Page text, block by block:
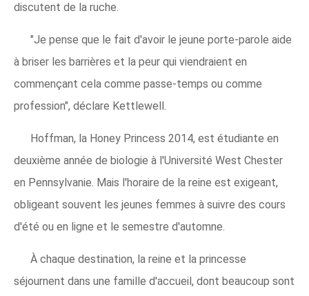
discutent de la ruche.
"Je pense que le fait d'avoir le jeune porte-parole aide
à briser les barrières et la peur qui viendraient en
commençant cela comme passe-temps ou comme
profession", déclare Kettlewell.
Hoffman, la Honey Princess 2014, est étudiante en
deuxième année de biologie à l'Université West Chester
en Pennsylvanie. Mais l'horaire de la reine est exigeant,
obligeant souvent les jeunes femmes à suivre des cours
d'été ou en ligne et le semestre d'automne.
À chaque destination, la reine et la princesse
séjournent dans une famille d'accueil, dont beaucoup sont